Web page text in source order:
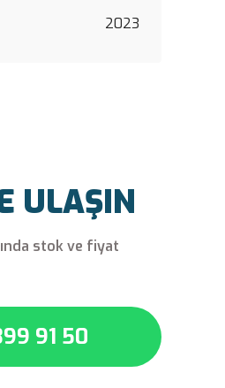
2023
ULAŞIN
stok ve fiyat
91 50